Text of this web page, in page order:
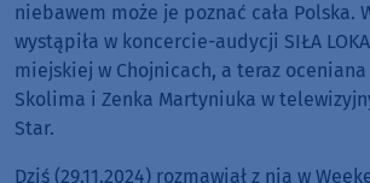
niebawem może je poznać cała Polska.
wystąpiła w koncercie-audycji SIŁA
miejskiej w Chojnicach, a teraz
Skolima i Zenka Martyniuka w
Star.
Dziś (29.11.2024) rozmawiał z nią w